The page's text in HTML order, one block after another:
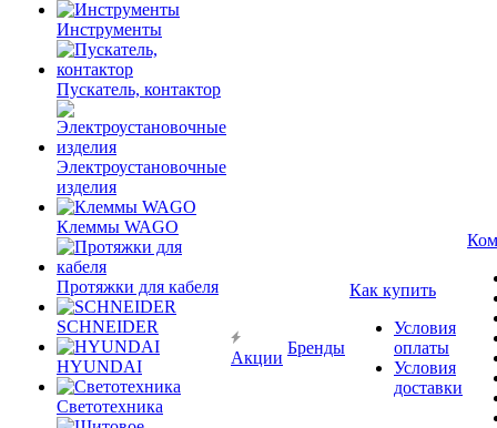
Инструменты
Пускатель, контактор
Электроустановочные
изделия
Клеммы WAGO
Протяжки для кабеля
SCHNEIDER
HYUNDAI
Светотехника
Акции
Бренды
Как купить
Условия
оплаты
Условия
доставки